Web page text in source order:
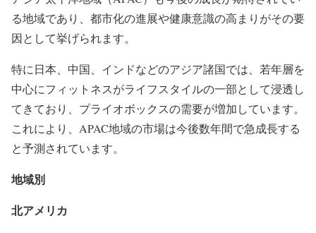
る地域であり、都市化の進展や健康意識の高まりがその要
因として挙げられます。
特に日本、中国、インドなどのアジア諸国では、若年層を
中心にフィットネスがライフスタイルの一部として浸透し
てきており、プライオボックスの需要が増加しています。
これにより、APAC地域の市場は今後数年間で急成長する
と予測されています。
地域別
北アメリカ